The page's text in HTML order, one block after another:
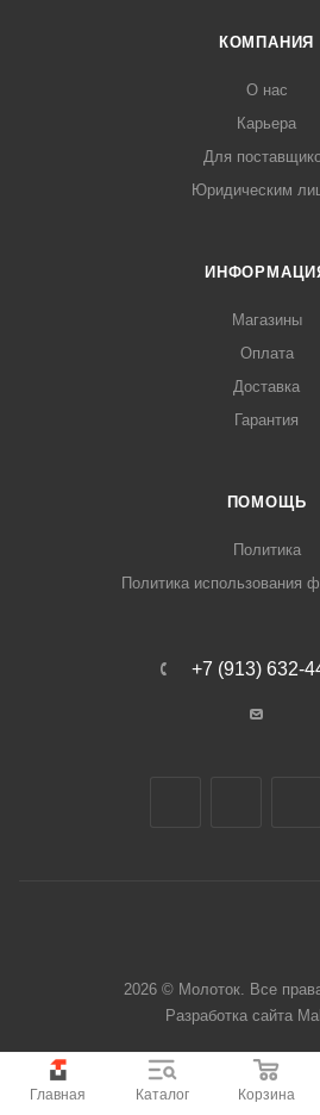
Главная Каталог Корзина
КОМПАНИЯ
О нас
Карьера
Для
Юридическим
Магазины
Оплата
Доставка
Гарантия
ПОМОЩЬ
Политика
Политика использования
+7 (913) 632-
2026 © Молоток. Все
Разработка сайта